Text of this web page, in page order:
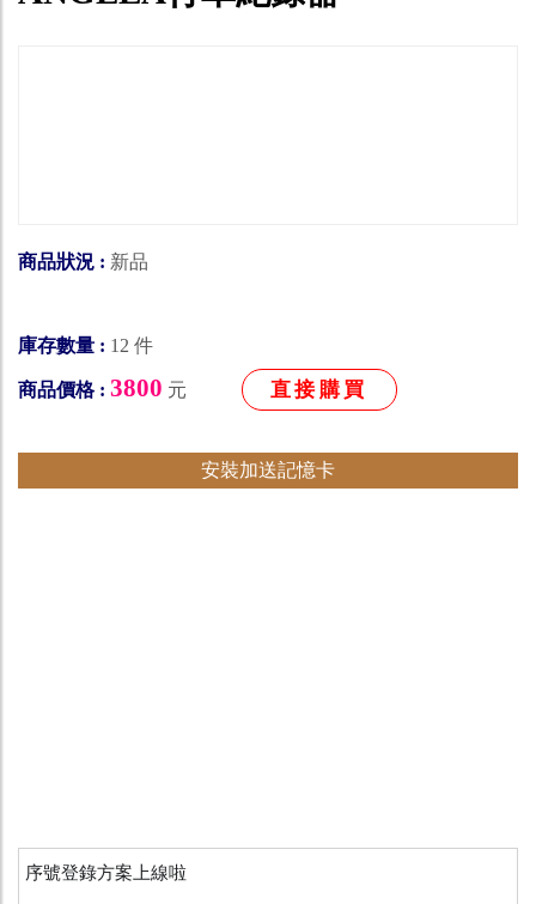
商品狀況 : 新品
庫存數量 : 12 件
商品價格 : 3800 元 直接購買
安裝加送記憶卡
序號登錄方案上線啦